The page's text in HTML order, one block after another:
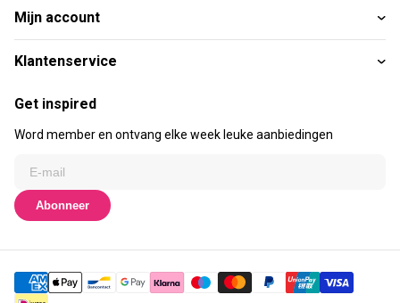
Mijn account
Klantenservice
Get inspired
Word member en ontvang elke week leuke aanbiedingen
Abonneer